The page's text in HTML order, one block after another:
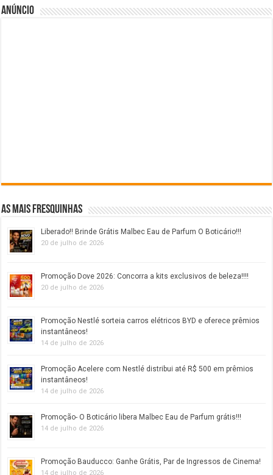
Anúncio
As mais fresquinhas
Liberado!! Brinde Grátis Malbec Eau de Parfum O Boticário!!!
20 de julho de 2026
Promoção Dove 2026: Concorra a kits exclusivos de beleza!!!!
20 de julho de 2026
Promoção Nestlé sorteia carros elétricos BYD e oferece prêmios
instantâneos!
14 de julho de 2026
Promoção Acelere com Nestlé distribui até R$ 500 em prêmios
instantâneos!
14 de julho de 2026
Promoção- O Boticário libera Malbec Eau de Parfum grátis!!!
14 de julho de 2026
Promoção Bauducco: Ganhe Grátis, Par de Ingressos de Cinema!
14 de julho de 2026